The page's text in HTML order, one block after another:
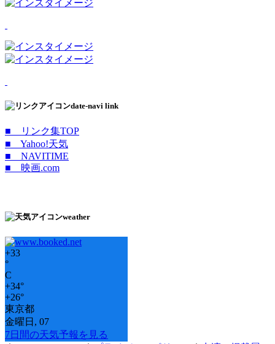
date-navi link
■ リンク集TOP
■ Yahoo!天気
■ NAVITIME
■ 映画.com
weather
+33
°
C
+34°
+26°
東京都
金曜日, 07
7日間の天気予報を見る